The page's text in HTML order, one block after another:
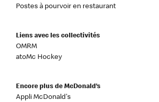
Postes à pourvoir en restaurant
Liens avec les collectivités
OMRM
atoMc Hockey
Encore plus de McDonald’s
Appli McDonald's